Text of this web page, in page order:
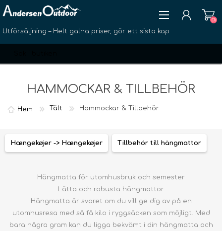
Utförsäljning – Helt galna priser, gör ett sista kap
ÖNSKELISTA
(0)
(0)
HAMMOCKAR & TILLBEHÖR
Hem Tält Hammockar & Tillbehör
Hængekøjer -> Hængekøjer Tillbehör till hängmattor
Hängmatta för utomhusbruk och semester
Lätta och robusta hängmattor
Hängmatta är svaret om du vill ge dig av på en
utomhusresa med så få kilo i ryggsäcken som möjligt. Med
bara några gram kan du ligga bekvämt i din hängmatta och